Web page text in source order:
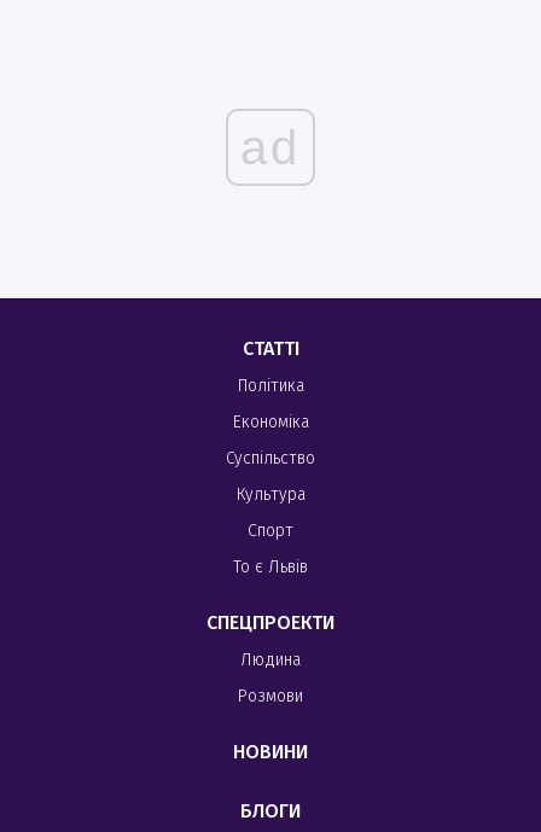
ad
СТАТТІ
Політика
Економіка
Суспільство
Культура
Спорт
То є Львів
СПЕЦПРОЕКТИ
Людина
Розмови
НОВИНИ
БЛОГИ